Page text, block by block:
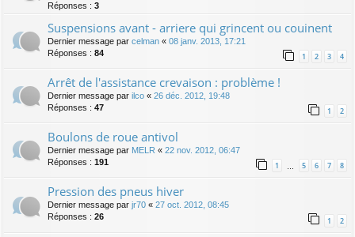
Réponses : 3
Suspensions avant - arriere qui grincent ou couinent
Dernier message par celman « 08 janv. 2013, 17:21
Réponses : 84 1 2 3 4
Arrêt de l'assistance crevaison : problème !
Dernier message par ilco « 26 déc. 2012, 19:48
Réponses : 47 1 2
Boulons de roue antivol
Dernier message par MELR « 22 nov. 2012, 06:47
Réponses : 191 1 … 5 6 7 8
Pression des pneus hiver
Dernier message par jr70 « 27 oct. 2012, 08:45
Réponses : 26 1 2